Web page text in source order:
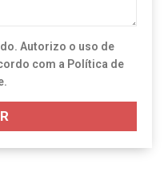
Autorizo o uso de
com a Política de